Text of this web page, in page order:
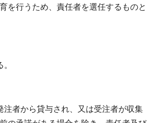
を行うため、責任者を選任するものと
者から貸与され、又は受注者が収集